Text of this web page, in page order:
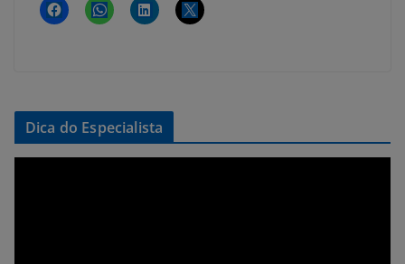
Dica do Especialista